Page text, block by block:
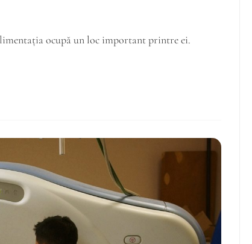
ocupă un loc important printre ei.